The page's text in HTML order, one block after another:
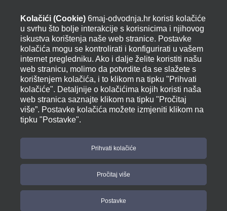
Izjava o pristupačnosti
KONTAKT
Adresa:
Tribje 2, 52470 UMAG
(0)52 741-585 / 741-350
info@6maj-odvodnja.hr
07:00 – 15:00
(od ponedjeljka do petka)
Kolačići (Cookie) 6maj-odvodnja.hr koristi kolačiće
u svrhu što bolje interakcije s korisnicima i njihovog
iskustva korištenja naše web stranice. Postavke
kolačića mogu se kontrolirati i konfigurirati u vašem
internet pregledniku. Ako i dalje želite koristiti našu
web stranicu, molimo da potvrdite da se slažete s
korištenjem kolačića, i to klikom na tipku "Prihvati
kolačiće". Detaljnije o kolačićima kojih koristi naša
web stranica saznajte klikom na tipku "Pročitaj
više”. Postavke kolačića možete izmjeniti klikom na
tipku "Postavke".
Prihvati kolačiće
Pročitaj više
Postavke